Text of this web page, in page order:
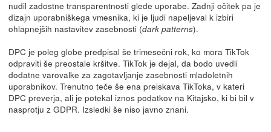
nudil zadostne transparentnosti glede uporabe. Zadnji očitek pa je
dizajn uporabniškega vmesnika, ki je ljudi napeljeval k izbiri
ohlapnejših nastavitev zasebnosti (dark patterns).
DPC je poleg globe predpisal še trimesečni rok, ko mora TikTok
odpraviti še preostale kršitve. TikTok je dejal, da bodo uvedli
dodatne varovalke za zagotavljanje zasebnosti mladoletnih
uporabnikov. Trenutno teče še ena preiskava TikToka, v kateri
DPC preverja, ali je potekal iznos podatkov na Kitajsko, ki bi bil v
nasprotju z GDPR. Izsledki še niso javno znani.